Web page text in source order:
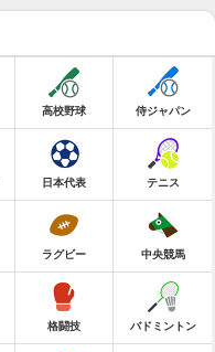
高校野球 侍ジャパン
日本代表 テニス
ラグビー 中央競馬
格闘技 バドミントン